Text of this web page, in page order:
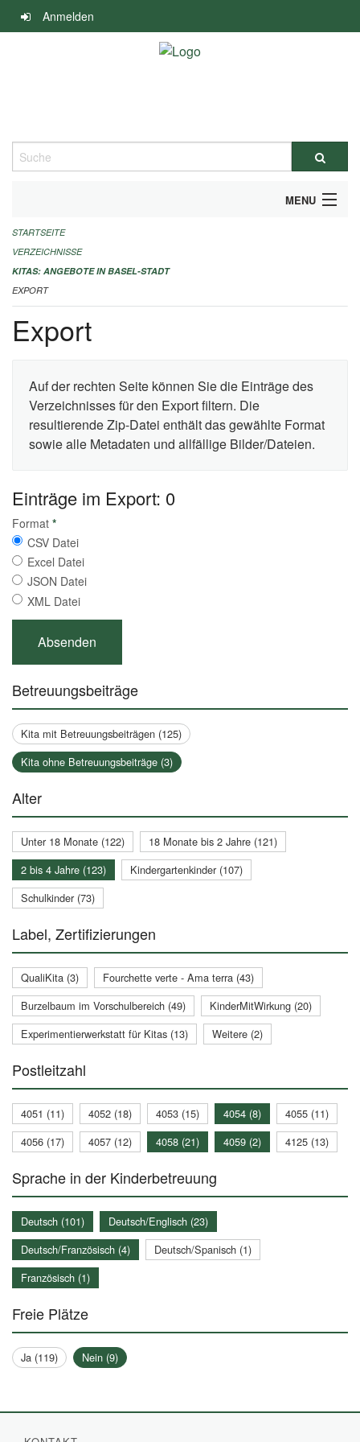
Navigation
überspringen
Anmelden
Suche
MENU
ALLGEMEINE INFORMATIONEN
IMPRESSUM
STARTSEITE
VERZEICHNISSE
KITAS: ANGEBOTE IN BASEL-STADT
EXPORT
Export
Auf der rechten Seite können Sie die Einträge des
Verzeichnisses für den Export filtern. Die
resultierende Zip-Datei enthält das gewählte Format
sowie alle Metadaten und allfällige Bilder/Dateien.
Einträge im Export: 0
Format *
CSV Datei
Excel Datei
JSON Datei
XML Datei
Betreuungsbeiträge
Kita mit Betreuungsbeiträgen (125)
Kita ohne Betreuungsbeiträge (3)
Alter
Unter 18 Monate (122)
18 Monate bis 2 Jahre (121)
2 bis 4 Jahre (123)
Kindergartenkinder (107)
Schulkinder (73)
Label, Zertifizierungen
QualiKita (3)
Fourchette verte - Ama terra (43)
Burzelbaum im Vorschulbereich (49)
KinderMitWirkung (20)
Experimentierwerkstatt für Kitas (13)
Weitere (2)
Postleitzahl
4051 (11) 4052 (18) 4053 (15) 4054 (8)
4055 (11)
4056 (17)
4057 (12) 4058 (21) 4059 (2) 4125 (13)
Sprache in der Kinderbetreuung
Deutsch (101)
Deutsch/Englisch (23)
Deutsch/Französisch (4)
Deutsch/Spanisch (1)
Französisch (1)
Freie Plätze
Ja (119) Nein (9)